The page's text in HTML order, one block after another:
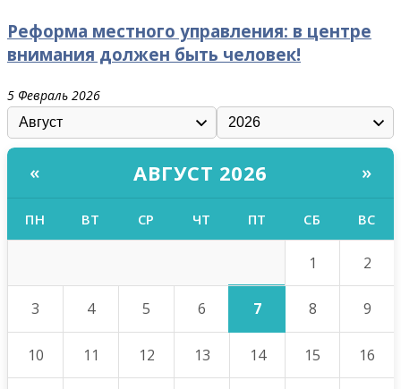
Реформа местного управления: в центре
внимания должен быть человек!
5 Февраль 2026
« АВГУСТ 2026 »
ПН ВТ СР ЧТ ПТ СБ ВС
1 2
3 4 5 6 7 8 9
10 11 12 13 14 15 16